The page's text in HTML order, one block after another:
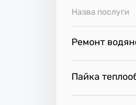
Назва послуги
Ремонт
Пайка